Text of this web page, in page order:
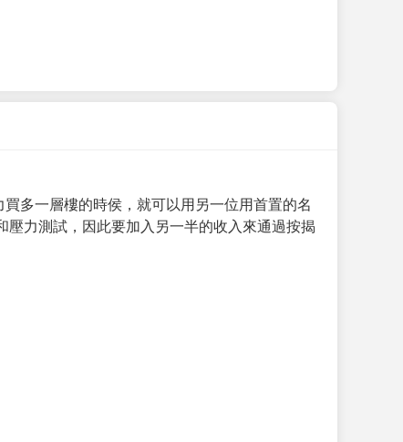
多一層樓的時侯，就可以用另一位用首置的名
力測試，因此要加入另一半的收入來通過按揭